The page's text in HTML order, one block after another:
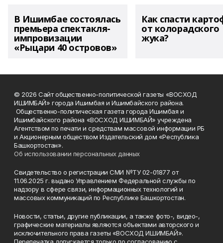
В Ишимбае состоялась
премьера спектакля-
импровизации
«Рыцари 40 островов»
Как спасти
от колорадского
жука?
© 2026 Сайт общественно-политической газеты «ВОСХОД
ИШИМБАЙ» города Ишимбая и Ишимбайского района.
Общественно-политическая газета города Ишимбая и
Ишимбайского района «ВОСХОД ИШИМБАЙ» учреждена
Агентством по печати и средствам массовой информации РБ
и Акционерным обществом Издательский дом «Республика
Башкортостан».
Об использовании персональных данных
Свидетельство о регистрации СМИ №ТУ 02-01877 от
11.06.2025 г. выдано Управлением Федеральной службы по
надзору в сфере связи, информационных технологий и
массовых коммуникаций по Республике Башкортостан.
Новости, статьи, другие публикации, а также фото-, видео-,
графические материалы являются объектами авторского и
исключительного права газеты «ВОСХОД ИШИМБАЙ».